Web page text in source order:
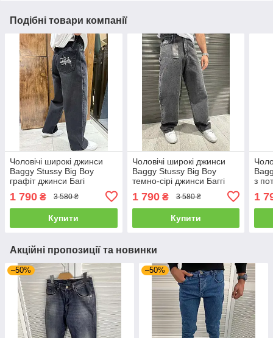
Подібні товари компанії
Чоловічі широкі джинси
Baggy Stussy Big Boy
графіт джинси Багі
1 790 ₴ 3 580 ₴
Купити
Чоловічі широкі джинси
Baggy Stussy Big Boy
темно-сірі джинси Баггі
1 790₴ 3 580 ₴
Купити
з
1
Акційні пропозиції та новинки
–50% –50%